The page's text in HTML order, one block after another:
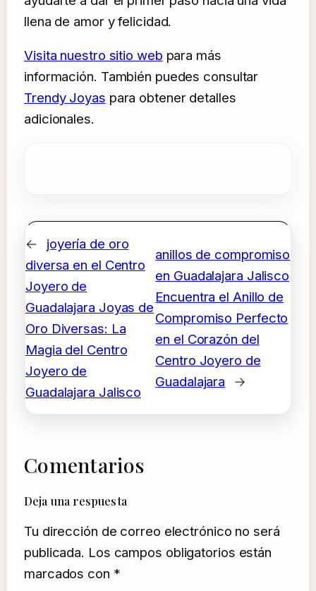
llena de amor y felicidad.
Visita nuestro sitio web para más
información. También puedes consultar
Trendy Joyas para obtener detalles
adicionales.
←
joyería de oro
diversa en el Centro
Joyero de
Guadalajara Joyas de
Oro Diversas: La
Magia del Centro
Joyero de
Guadalajara Jalisco
anillos de compromiso
en Guadalajara Jalisco
Encuentra el Anillo de
Compromiso Perfecto
en el Corazón del
Centro Joyero de
Guadalajara
→
Comentarios
Deja una respuesta
Tu dirección de correo electrónico no será
publicada. Los campos obligatorios están
marcados con *